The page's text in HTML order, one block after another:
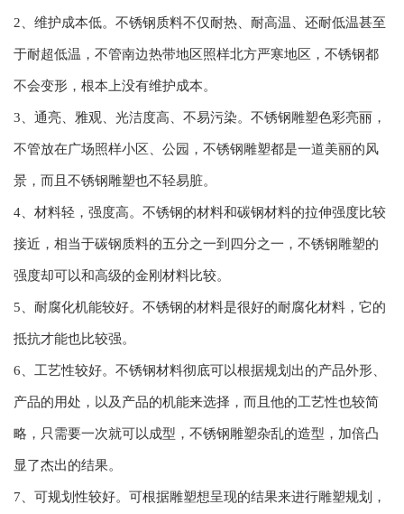
2、维护成本低。不锈钢质料不仅耐热、耐高温、还耐低温甚至
于耐超低温，不管南边热带地区照样北方严寒地区，不锈钢都
不会变形，根本上没有维护成本。
3、通亮、雅观、光洁度高、不易污染。不锈钢雕塑色彩亮丽，
不管放在广场照样小区、公园，不锈钢雕塑都是一道美丽的风
景，而且不锈钢雕塑也不轻易脏。
4、材料轻，强度高。不锈钢的材料和碳钢材料的拉伸强度比较
接近，相当于碳钢质料的五分之一到四分之一，不锈钢雕塑的
强度却可以和高级的金刚材料比较。
5、耐腐化机能较好。不锈钢的材料是很好的耐腐化材料，它的
抵抗才能也比较强。
6、工艺性较好。不锈钢材料彻底可以根据规划出的产品外形、
产品的用处，以及产品的机能来选择，而且他的工艺性也较简
略，只需要一次就可以成型，不锈钢雕塑杂乱的造型，加倍凸
显了杰出的结果。
7、可规划性较好。可根据雕塑想呈现的结果来进行雕塑规划，